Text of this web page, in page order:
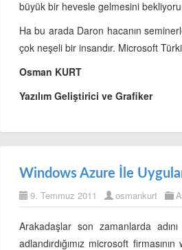
büyük bir hevesle gelmesini
Ha bu arada Daron hacanın
çok neşeli bir insandır. Microsoft
Osman KURT
Yazılım Geliştirici ve Grafiker
Windows Azure İle
9. Temmuz 2011 osmankurt
Arakadaşlar son zamanlarda
adlandırdığımız microsoft